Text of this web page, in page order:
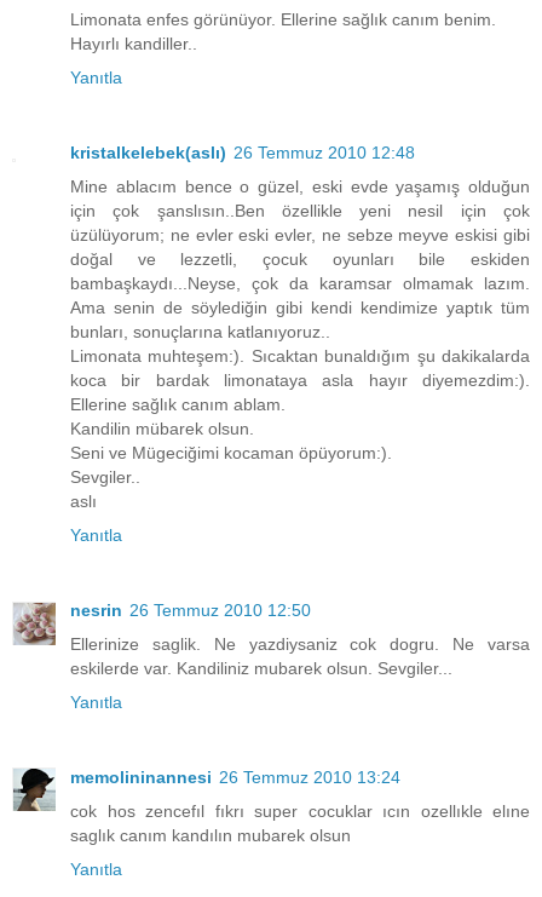
Limonata enfes görünüyor. Ellerine sağlık canım benim.
Hayırlı kandiller..
Yanıtla
kristalkelebek(aslı) 26 Temmuz 2010 12:48
Mine ablacım bence o güzel, eski evde yaşamış olduğun
için çok şanslısın..Ben özellikle yeni nesil için çok
üzülüyorum; ne evler eski evler, ne sebze meyve eskisi gibi
doğal ve lezzetli, çocuk oyunları bile eskiden
bambaşkaydı...Neyse, çok da karamsar olmamak lazım.
Ama senin de söylediğin gibi kendi kendimize yaptık tüm
bunları, sonuçlarına katlanıyoruz..
Limonata muhteşem:). Sıcaktan bunaldığım şu dakikalarda
koca bir bardak limonataya asla hayır diyemezdim:).
Ellerine sağlık canım ablam.
Kandilin mübarek olsun.
Seni ve Mügeciğimi kocaman öpüyorum:).
Sevgiler..
aslı
Yanıtla
nesrin 26 Temmuz 2010 12:50
Ellerinize saglik. Ne yazdiysaniz cok dogru. Ne varsa
eskilerde var. Kandiliniz mubarek olsun. Sevgiler...
Yanıtla
memolininannesi 26 Temmuz 2010 13:24
cok hos zencefıl fıkrı super cocuklar ıcın ozellıkle elıne
saglık canım kandılın mubarek olsun
Yanıtla